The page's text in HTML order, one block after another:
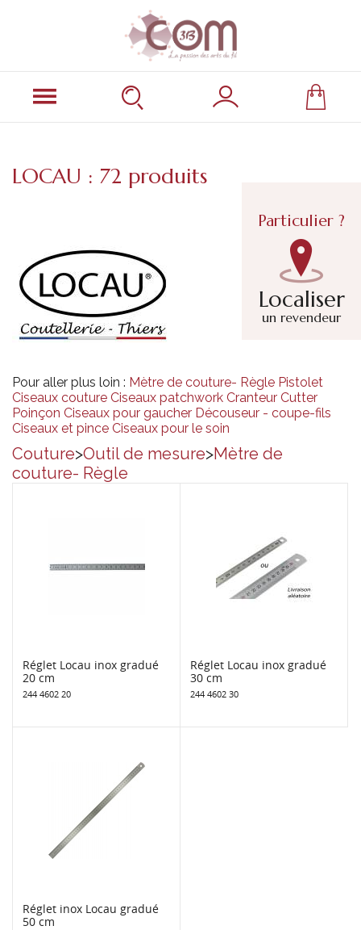
Particulier ?
Localiser
un revendeur
LOCAU : 72 produits
Pour aller plus loin : Mètre de couture- Règle Pistolet
Ciseaux couture Ciseaux patchwork Cranteur Cutter
Poinçon Ciseaux pour gaucher Découseur - coupe-fils
Ciseaux et pince Ciseaux pour le soin
Couture>Outil de mesure>Mètre de
couture- Règle
Réglet Locau inox gradué
20 cm
244 4602 20
Réglet Locau inox gradué
30 cm
244 4602 30
Réglet inox Locau gradué
50 cm